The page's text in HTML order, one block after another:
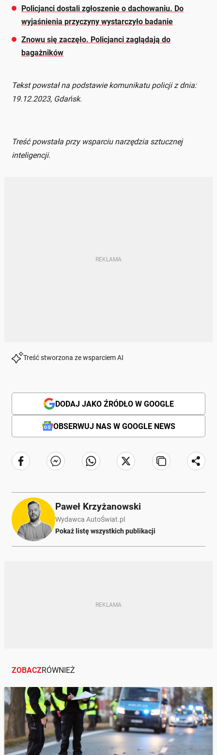
Policjanci dostali zgłoszenie o dachowaniu. Do
wyjaśnienia przyczyny wystarczyło badanie
Znowu się zaczęło. Policjanci zaglądają do
bagażników
Tekst powstał na podstawie komunikatu policji z dnia:
19.12.2023, Gdańsk.
Treść powstała przy wsparciu narzędzia sztucznej
inteligencji.
Treść stworzona ze wsparciem AI
DODAJ JAKO ŹRÓDŁO W GOOGLE
OBSERWUJ NAS W GOOGLE NEWS
Paweł Krzyżanowski
Wydawca AutoŚwiat.pl
Pokaż listę wszystkich publikacji
ZOBACZRÓWNIEŻ